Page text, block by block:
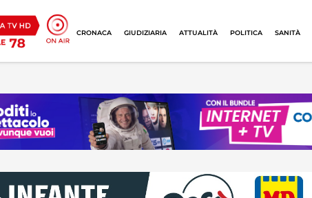
CRONACA GIUDIZIARIA ATTUALITÀ POLITICA SANITÀ